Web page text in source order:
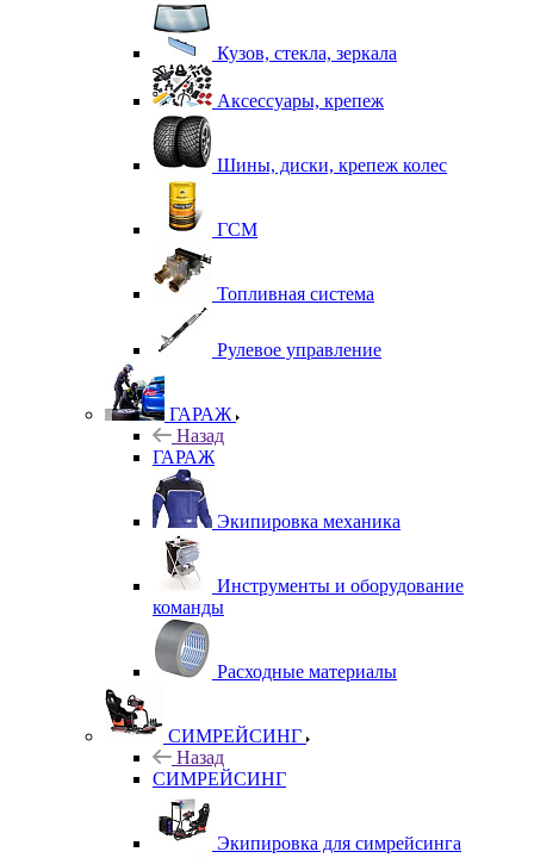
Кузов, стекла, зеркала
Аксессуары, крепеж
Шины, диски, крепеж колес
ГСМ
Топливная система
Рулевое управление
ГАРАЖ
Назад
ГАРАЖ
Экипировка механика
Инструменты и оборудование
команды
Расходные материалы
СИМРЕЙСИНГ
Назад
СИМРЕЙСИНГ
Экипировка для симрейсинга